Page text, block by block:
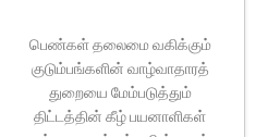
பெண்கள் தலைமை வகிக்கும்
குடும்பங்களின் வாழ்வாதாரத்
துறையை மேம்படுத்தும்
திட்டத்தின் கீழ் பயனாளிகள்